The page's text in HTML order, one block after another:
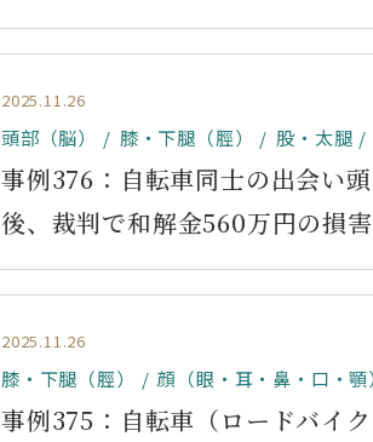
2025.11.26
頭部（脳） 膝・下腿（脛） 股・太腿
事例376：自転車同士の出会い
後、裁判で和解金560万円の損
2025.11.26
膝・下腿（脛） 顔（眼・耳・鼻・口・顎
事例375：自転車（ロードバイ